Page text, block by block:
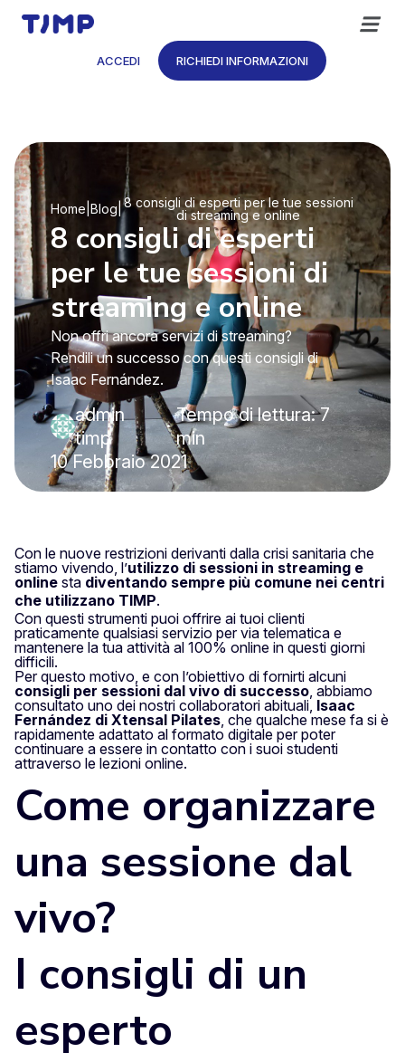
contenuto
ACCEDI RICHIEDI INFORMAZIONI
Home Blog 8 consigli di esperti per le tue sessioni
di streaming e online
8 consigli di esperti
per le tue sessioni di
streaming e online
Non offri ancora servizi di streaming?
Rendili un successo con questi consigli di
Isaac Fernández.
admin
timp
·
Tempo di lettura: 7
min
10 Febbraio 2021
Con le nuove restrizioni derivanti dalla crisi sanitaria che
stiamo vivendo, l’utilizzo di sessioni in streaming e
online sta diventando sempre più comune nei centri
che utilizzano TIMP.
Con questi strumenti puoi offrire ai tuoi clienti
praticamente qualsiasi servizio per via telematica e
mantenere la tua attività al 100% online in questi giorni
difficili.
Per questo motivo, e con l’obiettivo di fornirti alcuni
consigli per sessioni dal vivo di successo, abbiamo
consultato uno dei nostri collaboratori abituali, Isaac
Fernández di Xtensal Pilates, che qualche mese fa si è
rapidamente adattato al formato digitale per poter
continuare a essere in contatto con i suoi studenti
attraverso le lezioni online.
Come organizzare
una sessione dal
vivo?
I consigli di un
esperto